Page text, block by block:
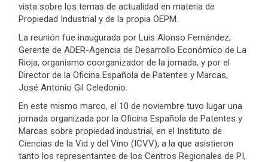
vista sobre los temas de actualidad en materia de
Propiedad Industrial y de la propia OEPM.
La reunión fue inaugurada por Luis Alonso Fernández,
Gerente de ADER-Agencia de Desarrollo Económico de La
Rioja, organismo coorganizador de la jornada, y por el
Director de la Oficina Española de Patentes y Marcas,
José Antonio Gil Celedonio.
En este mismo marco, el 10 de noviembre tuvo lugar una
jornada organizada por la Oficina Española de Patentes y
Marcas sobre propiedad industrial, en el Instituto de
Ciencias de la Vid y del Vino (ICVV), a la que asistieron
tanto los representantes de los Centros Regionales de PI,